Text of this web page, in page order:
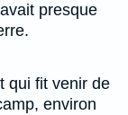
presque
qui fit venir de
environ